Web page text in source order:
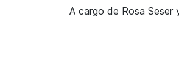
A cargo de Rosa Seser